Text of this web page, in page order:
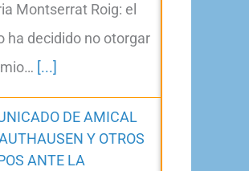
Montserrat Roig: el
ha decidido no otorgar
[...]
DE AMICAL
Y OTROS
ANTE LA